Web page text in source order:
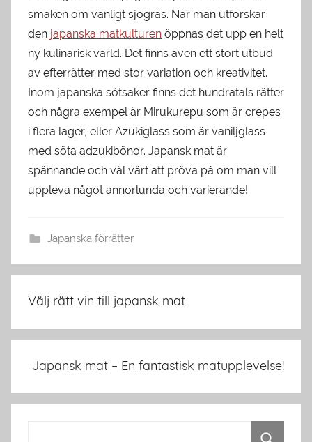
smaken om vanligt sjögräs. När man utforskar
den japanska matkulturen öppnas det upp en helt
ny kulinarisk värld. Det finns även ett stort utbud
av efterrätter med stor variation och kreativitet.
Inom japanska sötsaker finns det hundratals rätter
och några exempel är Mirukurepu som är crepes
i flera lager, eller Azukiglass som är vaniljglass
med söta adzukibönor. Japansk mat är
spännande och väl värt att pröva på om man vill
uppleva något annorlunda och varierande!
Japanska förrätter
Välj rätt vin till japansk mat
Japansk mat – En fantastisk matupplevelse!